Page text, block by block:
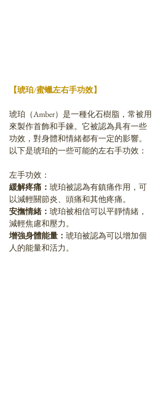
【琥珀/蜜蠟左右手功效】
琥珀（Amber）是一種化石樹脂，常被用
來製作首飾和手鍊。它被認為具有一些
功效，對身體和情緒都有一定的影響。
以下是琥珀的一些可能的左右手功效：
左手功效：
緩解疼痛： 琥珀被認為有鎮痛作用，可
以減輕關節炎、頭痛和其他疼痛。
安撫情緒： 琥珀被相信可以平靜情緒，
減輕焦慮和壓力。
增強身體能量： 琥珀被認為可以增加個
人的能量和活力。